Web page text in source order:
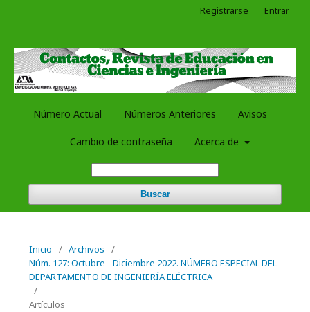
Número Actual Números Anteriores Avisos
Cambio de contraseña Acerca de
Buscar
Registrarse Entrar
Inicio / Archivos
/
Núm. 127: Octubre - Diciembre 2022. NÚMERO ESPECIAL DEL
DEPARTAMENTO DE INGENIERÍA ELÉCTRICA
/
Artículos